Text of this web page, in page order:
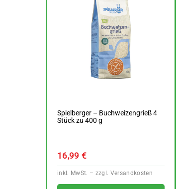
Spielberger – Buchweizengrieß 4
Stück zu 400 g
16,99€